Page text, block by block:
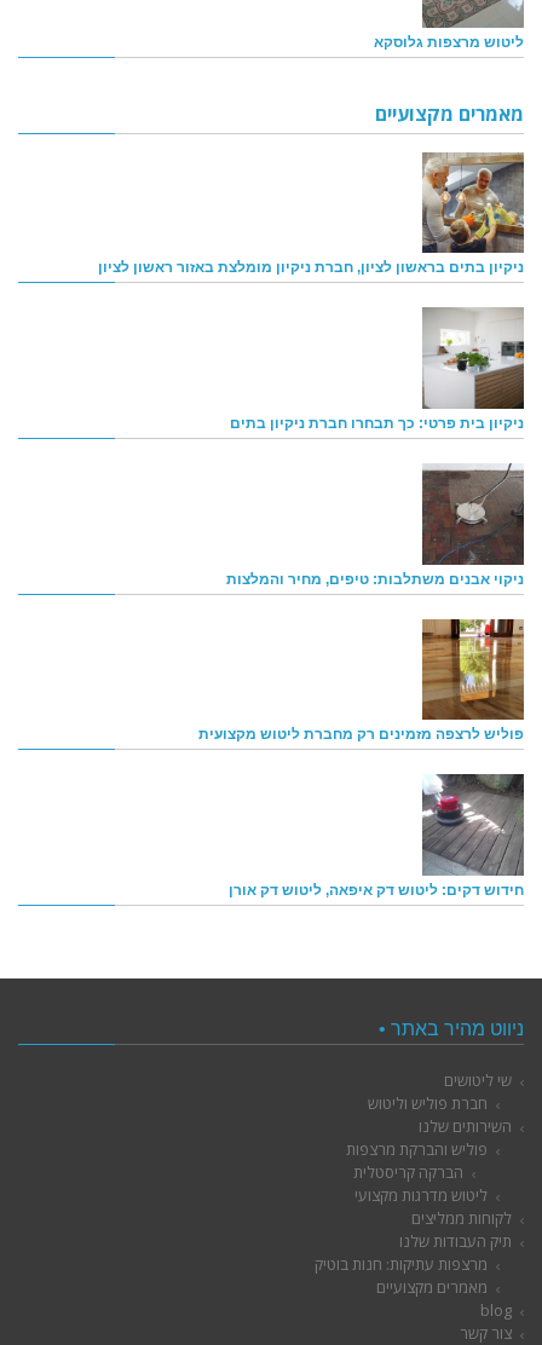
ליטוש מרצפות גלוסקא
מאמרים מקצועיים
ניקיון בתים בראשון לציון, חברת ניקיון מומלצת באזור ראשון לציון
ניקיון בית פרטי: כך תבחרו חברת ניקיון בתים
ניקוי אבנים משתלבות: טיפים, מחיר והמלצות
פוליש לרצפה מזמינים רק מחברת ליטוש מקצועית
חידוש דקים: ליטוש דק איפאה, ליטוש דק אורן
ניווט מהיר באתר •
שי ליטושים
חברת פוליש וליטוש
השירותים שלנו
פוליש והברקת מרצפות
הברקה קריסטלית
ליטוש מדרגות מקצועי
לקוחות ממליצים
תיק העבודות שלנו
מרצפות עתיקות: חנות בוטיק
מאמרים מקצועיים
blog
צור קשר